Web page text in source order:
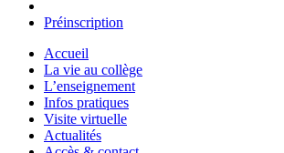
Préinscription
Accueil
La vie au collège
L’enseignement
Infos pratiques
Visite virtuelle
Actualités